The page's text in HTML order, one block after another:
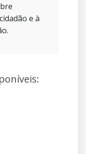
e à